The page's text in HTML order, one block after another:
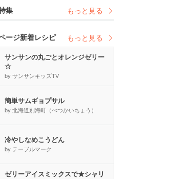
集 もっと見る
ージ新着レシピ もっと見る
サンサンの丸ごとオレンジゼリー
☆
by サンサンキッズTV
簡単サムギョプサル
by 北海道別海町（べつかいちょう）
冷やしなめこうどん
by テーブルマーク
ゼリーアイスミックスで★シャリ